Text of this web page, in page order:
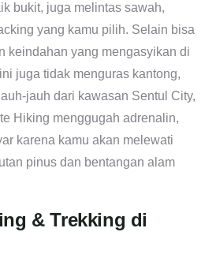
bukit, juga melintas sawah,
yang kamu pilih. Selain bisa
keindahan yang mengasyikan di
juga tidak menguras kantong,
jauh dari kawasan Sentul City,
Hiking menggugah adrenalin,
karena kamu akan melewati
pinus dan bentangan alam
& Trekking di